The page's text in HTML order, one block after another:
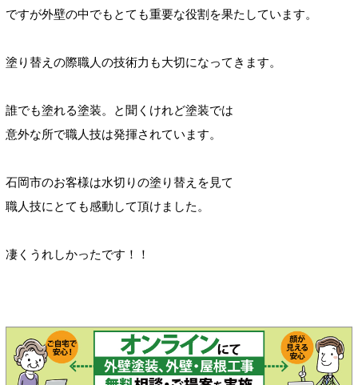
ですが外壁の中でもとても重要な役割を果たしています。
塗り替えの際職人の技術力も大切になってきます。
誰でも塗れる塗装。と聞くけれど塗装では
意外な所で職人技は発揮されています。
石岡市のお客様は水切りの塗り替えを見て
職人技にとても感動して頂けました。
凄くうれしかったです！！